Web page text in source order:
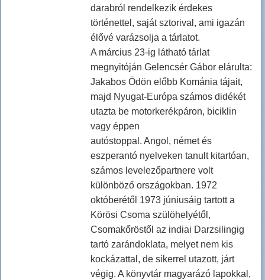
darabról rendelkezik érdekes
történettel, saját sztorival, ami igazán
élővé varázsolja a tárlatot.
A március 23-ig látható tárlat
megnyitóján Gelencsér Gábor elárulta:
Jakabos Ödön előbb Kománia tájait,
majd Nyugat-Európa számos didékét
utazta be motorkerékpáron, biciklin
vagy éppen
autóstoppal. Angol, német és
eszperantó nyelveken tanult kitartóan,
számos levelezőpartnere volt
különböző országokban. 1972
októberétől 1973 júniusáig tartott a
Körösi Csoma szülöhelyétől,
Csomakőröstől az indiai Darzsilingig
tartó zarándoklata, melyet nem kis
kockázattal, de sikerrel utazott, járt
végig. A könyvtár magyarázó lapokkal,